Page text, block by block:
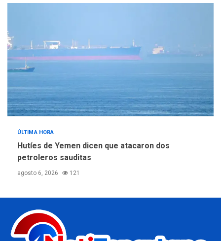
ÚLTIMA HORA
Hutíes de Yemen dicen que atacaron dos
petroleros sauditas
agosto 6, 2026 121